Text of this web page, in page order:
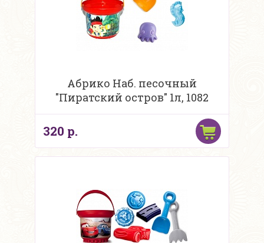
Абрико Наб. песочный
"Пиратский остров" 1л, 1082
320 р.